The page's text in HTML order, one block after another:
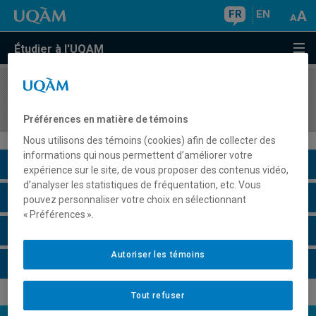
FR EN
Étudier à l'UQAM
COURS//
Description du cours
Horaire - Été 2026
Préférences en matière de témoins
Nous utilisons des témoins (cookies) afin de collecter des
informations qui nous permettent d’améliorer votre
expérience sur le site, de vous proposer des contenus vidéo,
d’analyser les statistiques de fréquentation, etc. Vous
pouvez personnaliser votre choix en sélectionnant
« Préférences ».
Tout refuser
Autoriser les témoins